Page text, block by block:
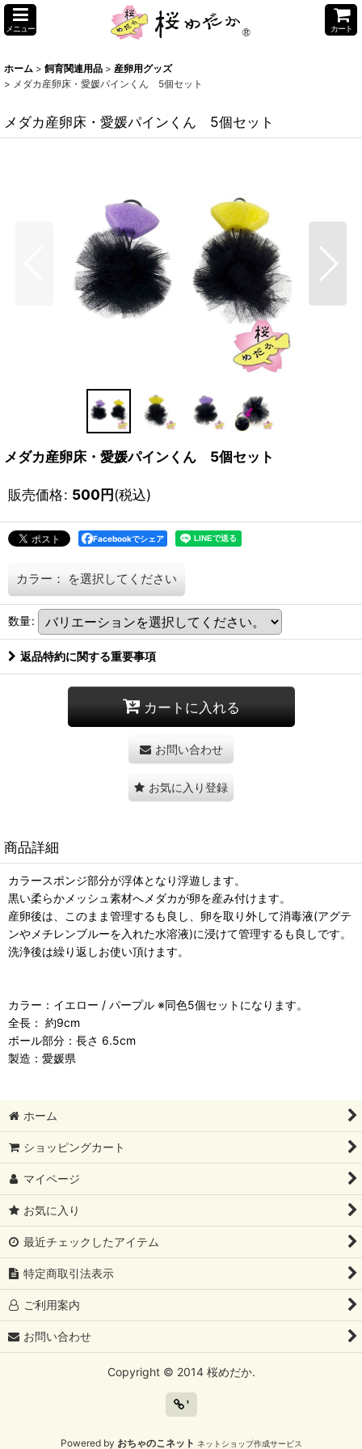
メニュー カート
ホーム > 飼育関連用品 > 産卵用グッズ
> メダカ産卵床・愛媛パインくん 5個セット
メダカ産卵床・愛媛パインくん 5個セット
メダカ産卵床・愛媛パインくん 5個セット
販売価格: 500円(税込)
Facebookでシェア
カラー： を選択してください
数量:
返品特約に関する重要事項
カートに入れる
お問い合わせ
お気に入り登録
商品詳細
カラースポンジ部分が浮体となり浮遊します。
黒い柔らかメッシュ素材へメダカが卵を産み付けます。
産卵後は、このまま管理するも良し、卵を取り外して消毒液(アグテ
ンやメチレンブルーを入れた水溶液)に浸けて管理するも良しです。
洗浄後は繰り返しお使い頂けます。
カラー：イエロー / パープル ※同色5個セットになります。
全長： 約9cm
ボール部分：長さ 6.5cm
製造：愛媛県
ホーム
ショッピングカート
マイページ
お気に入り
最近チェックしたアイテム
特定商取引法表示
ご利用案内
お問い合わせ
Copyright © 2014 桜めだか.
'
Powered by おちゃのこネット ネットショップ作成サービス